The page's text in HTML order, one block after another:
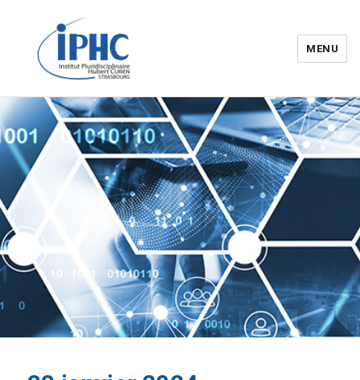
Institut pluridisciplinaire Hubert
Curien – IPHC
MENU